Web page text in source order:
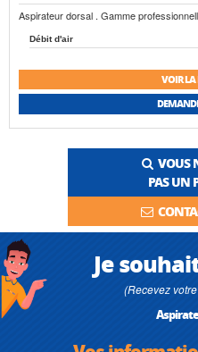
Aspirateur dorsal . Gamme
Débit d'air
VOIR LA
VOUS
PAS UN
Je
(Recevez